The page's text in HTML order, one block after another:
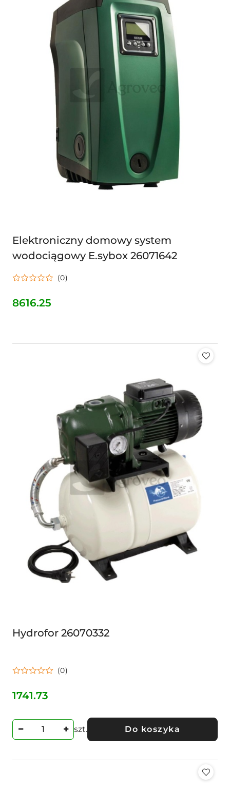
Elektroniczny domowy system
wodociągowy E.sybox 26071642
(0)
Cena:
8616.25
Hydrofor 26070332
(0)
Cena:
1741.73
szt. Do koszyka